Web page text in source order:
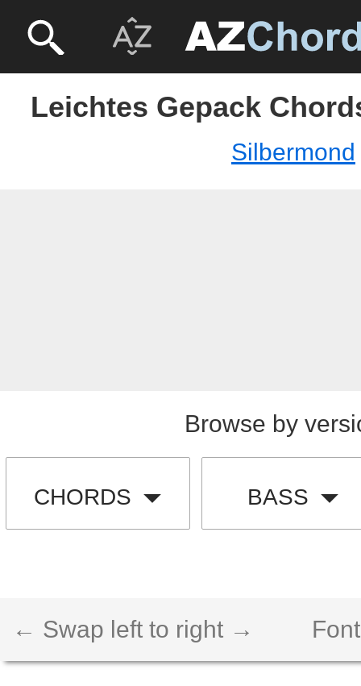
Leichtes Gepack
Silbermond
Browse by
CHORDS BASS
← Swap left to right →